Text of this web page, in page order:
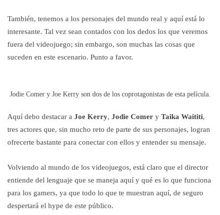
También, tenemos a los personajes del mundo real y aquí está lo
interesante. Tal vez sean contados con los dedos los que veremos
fuera del videojuego; sin embargo, son muchas las cosas que
suceden en este escenario. Punto a favor.
Jodie Comer y Joe Kerry son dos de los coprotagonistas de esta película.
Aquí debo destacar a Joe Kerry, Jodie Comer y Taika Waititi,
tres actores que, sin mucho reto de parte de sus personajes, logran
ofrecerte bastante para conectar con ellos y entender su mensaje.
Volviendo al mundo de los videojuegos, está claro que el director
entiende del lenguaje que se maneja aquí y qué es lo que funciona
para los gamers, ya que todo lo que te muestran aquí, de seguro
despertará el hype de este público.